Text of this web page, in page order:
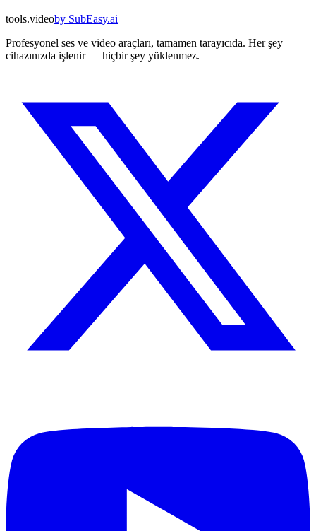
tools.videoby SubEasy.ai
Profesyonel ses ve video araçları, tamamen tarayıcıda. Her şey
cihazınızda işlenir — hiçbir şey yüklenmez.